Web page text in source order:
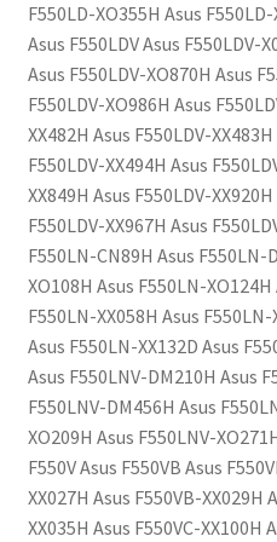
F550LD-XO355H Asus
Asus F550LDV Asus F550LDV-
Asus F550LDV-XO870H Asus
F550LDV-XO986H Asus
XX482H Asus F550LDV-
F550LDV-XX494H Asus
XX849H Asus F550LDV-
F550LDV-XX967H Asus
F550LN-CN89H Asus F550LN-
XO108H Asus F550LN-
F550LN-XX058H Asus
Asus F550LN-XX132D Asus
Asus F550LNV-DM210H Asus
F550LNV-DM456H Asus
XO209H Asus F550LNV-
F550V Asus F550VB Asus
XX027H Asus F550VB-XX029H
XX035H Asus F550VC-XX100H